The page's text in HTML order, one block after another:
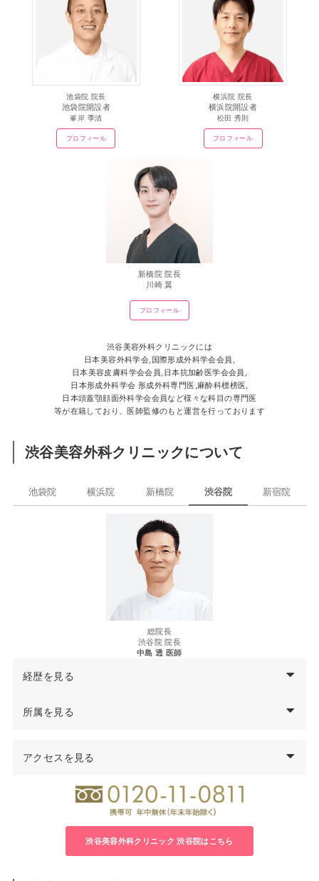
池袋院 院長
池袋院開設者
峯岸 季清
プロフィール
横浜院 院長
横浜院開設者
松田 秀則
プロフィール
新橋院 院長
川崎 翼
プロフィール
渋谷美容外科クリニックには
日本美容外科学会,国際形成外科学会会員,
日本美容皮膚科学会会員,日本抗加齢医学会会員,
日本形成外科学会 形成外科専門医,麻酔科標榜医,
日本頭蓋顎顔面外科学会会員など様々な科目の専門医
等が在籍しており、医師監修のもと運営を行っております
渋谷美容外科クリニックについて
池袋院 横浜院 新橋院 渋谷院 新宿院
総院長
渋谷院 院長
中島 透 医師
経歴を見る
00年 千葉大学医学部付属病院形成外科勤務
千葉大学大学院修了 医学博士号取得
渋谷美容外科クリニック立川院 院長就任
渋谷美容外科クリニック渋谷院 院長就任
所属を見る
日本形成外科学会 形成外科専門医
日本頭蓋顎顔面外科学会会員
アクセスを見る
渋谷美容外科クリニック 渋谷院はこちら